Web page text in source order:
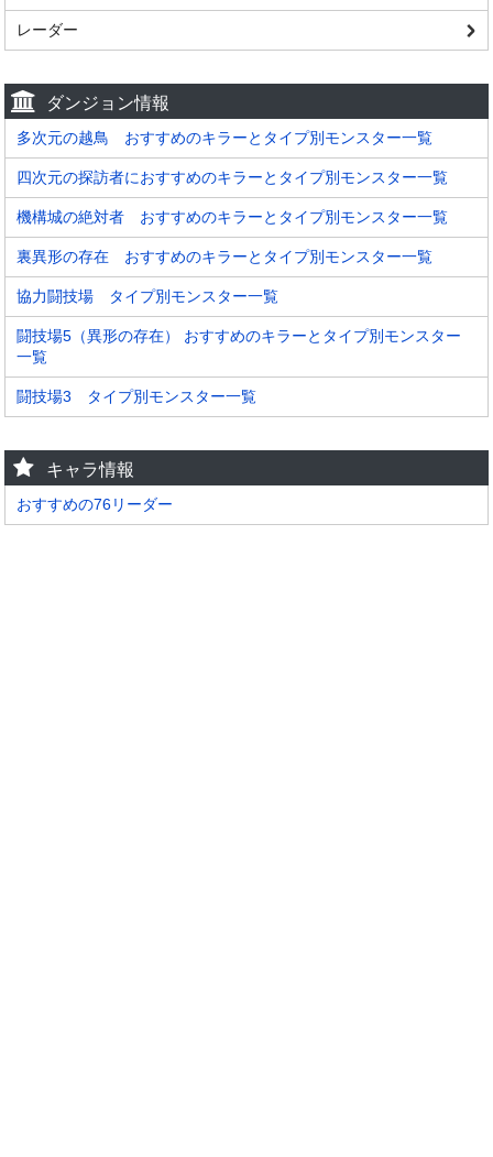
レーダー
ダンジョン情報
多次元の越鳥 おすすめのキラーとタイプ別モンスター一覧
四次元の探訪者におすすめのキラーとタイプ別モンスター一覧
機構城の絶対者 おすすめのキラーとタイプ別モンスター一覧
裏異形の存在 おすすめのキラーとタイプ別モンスター一覧
協力闘技場 タイプ別モンスター一覧
闘技場5（異形の存在） おすすめのキラーとタイプ別モンスター
一覧
闘技場3 タイプ別モンスター一覧
キャラ情報
おすすめの76リーダー